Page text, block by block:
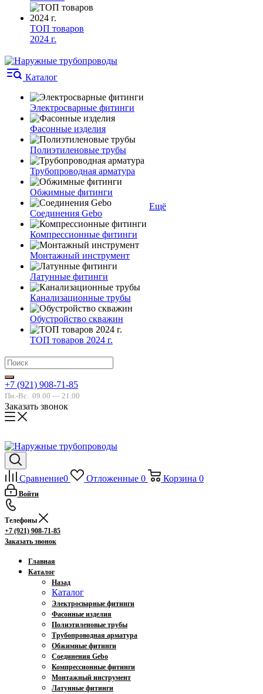
ТОП товаров
2024 г.
Каталог
Электросварные фитинги
Фасонные изделия
Полиэтиленовые трубы
Трубопроводная арматура
Обжимные фитинги
Соединения Gebo
Компрессионные фитинги
Монтажный инструмент
Латунные фитинги
Канализационные трубы
Обустройство скважин
ТОП товаров 2024 г.
Ещё
+7 (921) 908-71-85
Пн.-Вс. 09.00 — 21.00
Заказать звонок
Сравнение0 Отложенные 0 Корзина 0
Войти
Телефоны
+7 (921) 908-71-85
Заказать звонок
Главная
Каталог
Назад
Каталог
Электросварные фитинги
Фасонные изделия
Полиэтиленовые трубы
Трубопроводная арматура
Обжимные фитинги
Соединения Gebo
Компрессионные фитинги
Монтажный инструмент
Латунные фитинги